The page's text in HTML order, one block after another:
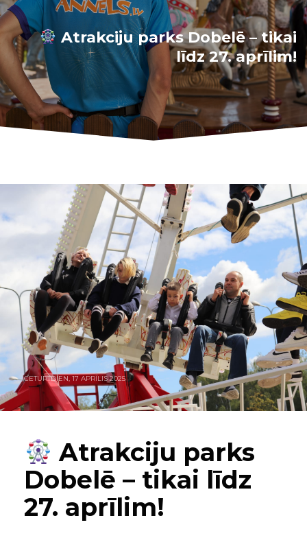
Atrakciju parks Dobelē – tikai
līdz 27. aprīlim!
CETURTDIEN, 17 APRĪLIS 2025
Atrakciju parks
Dobelē – tikai līdz
27. aprīlim!